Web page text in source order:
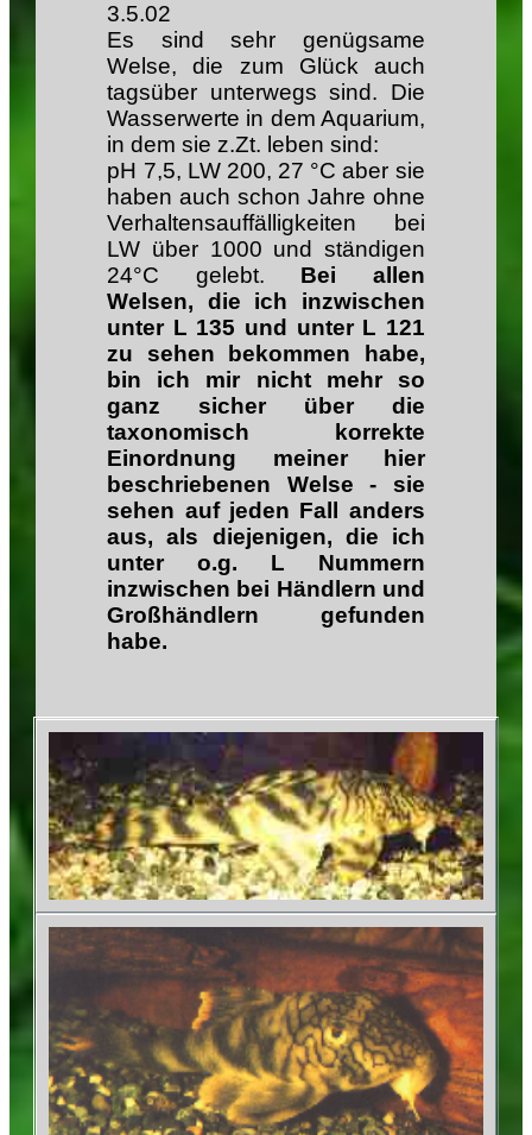
3.5.02
Es sind sehr genügsame
Welse, die zum Glück auch
tagsüber unterwegs sind. Die
Wasserwerte in dem Aquarium,
in dem sie z.Zt. leben sind:
pH 7,5, LW 200, 27 °C aber sie
haben auch schon Jahre ohne
Verhaltensauffälligkeiten bei
LW über 1000 und ständigen
24°C gelebt. Bei allen
Welsen, die ich inzwischen
unter L 135 und unter L 121
zu sehen bekommen habe,
bin ich mir nicht mehr so
ganz sicher über die
taxonomisch korrekte
Einordnung meiner hier
beschriebenen Welse - sie
sehen auf jeden Fall anders
aus, als diejenigen, die ich
unter o.g. L Nummern
inzwischen bei Händlern und
Großhändlern gefunden
habe.